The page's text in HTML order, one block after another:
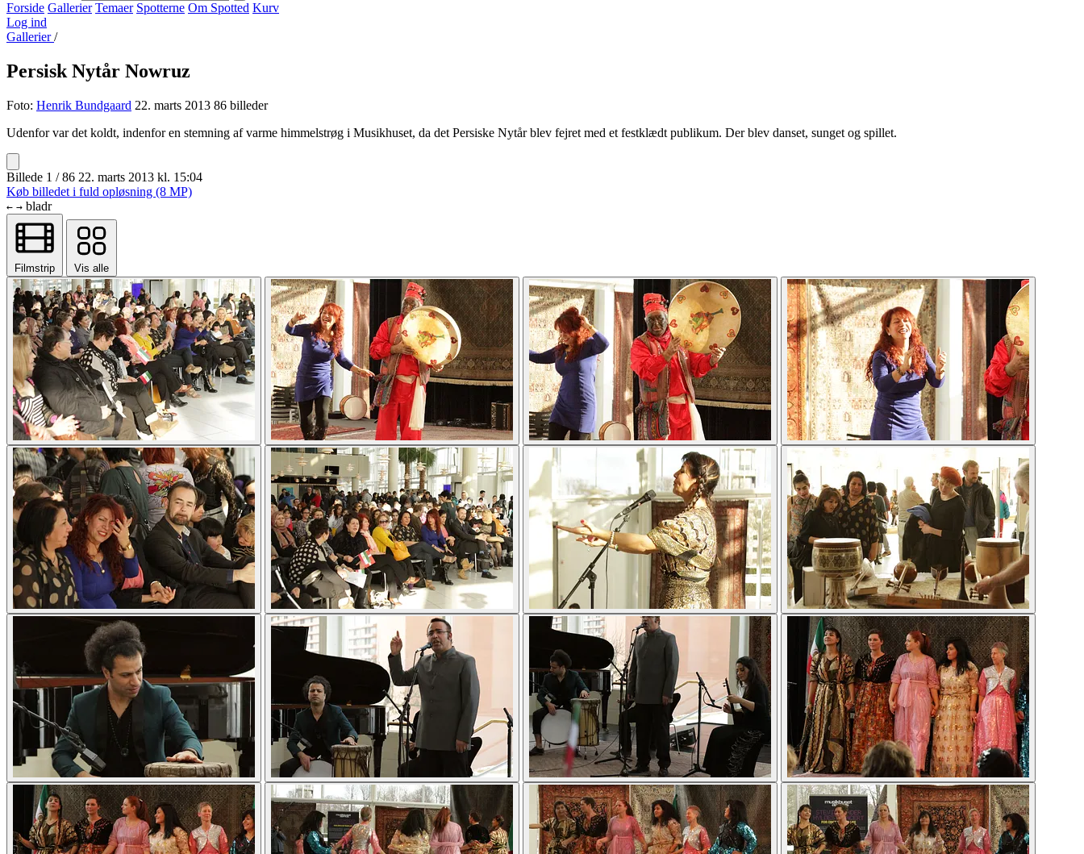
Forside Gallerier Temaer Spotterne Om Spotted Kurv
Log ind
Gallerier/
Persisk Nytår Nowruz
Foto: Henrik Bundgaard 22. marts 2013 86 billeder
Udenfor var det koldt, indenfor en stemning af varme himmelstrøg i Musikhuset, da det Persiske Nytår blev fejret med et festklædt publikum. Der blev danset, sunget og spillet.
Billede 1 / 86 22. marts 2013 kl. 15:04
Køb billedet i fuld opløsning (8 MP)
← → bladr
Filmstrip Vis alle